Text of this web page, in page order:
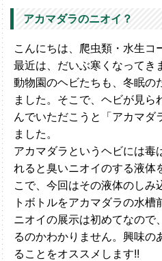
アカマダラのニオイ？
こんにちは、爬虫類・水生コ
最近は、だいぶ寒くなってき
動物園のヘビたちも、冬眠の
ました。そこで、ヘビが見ら
んでいただこうと「アカマダ
ました。
アカマダラというヘビには毒
れると臭いニオイのする液体
こで、今回はその液体のしみ
トボトルをアカマダラの水槽
ニオイの展示は初めてなので
るのかわかりません。興味の
ることをオススメします!!